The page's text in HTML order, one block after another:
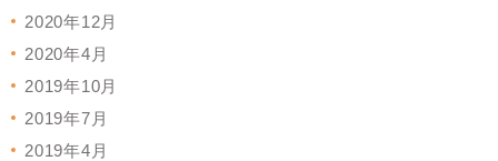
2020年12月
2020年4月
2019年10月
2019年7月
2019年4月